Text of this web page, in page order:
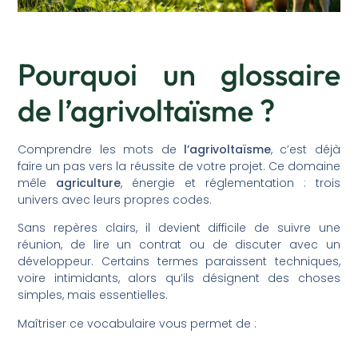
Pourquoi un glossaire
de l’agrivoltaïsme ?
Comprendre les mots de l’agrivoltaïsme, c’est déjà
faire un pas vers la réussite de votre projet. Ce domaine
mêle agriculture, énergie et réglementation : trois
univers avec leurs propres codes.
Sans repères clairs, il devient difficile de suivre une
réunion, de lire un contrat ou de discuter avec un
développeur. Certains termes paraissent techniques,
voire intimidants, alors qu’ils désignent des choses
simples, mais essentielles.
Maîtriser ce vocabulaire vous permet de :